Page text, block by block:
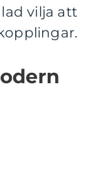
vilja att